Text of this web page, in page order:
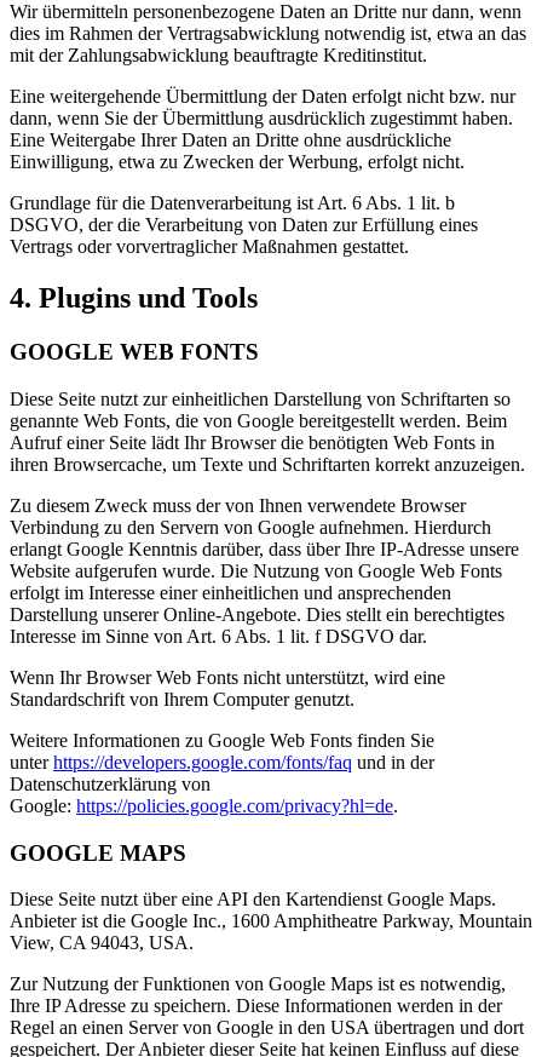
Wir übermitteln personenbezogene Daten an Dritte nur dann, wenn
dies im Rahmen der Vertragsabwicklung notwendig ist, etwa an das
mit der Zahlungsabwicklung beauftragte Kreditinstitut.
Eine weitergehende Übermittlung der Daten erfolgt nicht bzw. nur
dann, wenn Sie der Übermittlung ausdrücklich zugestimmt haben.
Eine Weitergabe Ihrer Daten an Dritte ohne ausdrückliche
Einwilligung, etwa zu Zwecken der Werbung, erfolgt nicht.
Grundlage für die Datenverarbeitung ist Art. 6 Abs. 1 lit. b
DSGVO, der die Verarbeitung von Daten zur Erfüllung eines
Vertrags oder vorvertraglicher Maßnahmen gestattet.
4. Plugins und Tools
GOOGLE WEB FONTS
Diese Seite nutzt zur einheitlichen Darstellung von Schriftarten so
genannte Web Fonts, die von Google bereitgestellt werden. Beim
Aufruf einer Seite lädt Ihr Browser die benötigten Web Fonts in
ihren Browsercache, um Texte und Schriftarten korrekt anzuzeigen.
Zu diesem Zweck muss der von Ihnen verwendete Browser
Verbindung zu den Servern von Google aufnehmen. Hierdurch
erlangt Google Kenntnis darüber, dass über Ihre IP-Adresse unsere
Website aufgerufen wurde. Die Nutzung von Google Web Fonts
erfolgt im Interesse einer einheitlichen und ansprechenden
Darstellung unserer Online-Angebote. Dies stellt ein berechtigtes
Interesse im Sinne von Art. 6 Abs. 1 lit. f DSGVO dar.
Wenn Ihr Browser Web Fonts nicht unterstützt, wird eine
Standardschrift von Ihrem Computer genutzt.
Weitere Informationen zu Google Web Fonts finden Sie
unterhttps://developers.google.com/fonts/faq und in der
Datenschutzerklärung von
Google: https://policies.google.com/privacy?hl=de.
GOOGLE MAPS
Diese Seite nutzt über eine API den Kartendienst Google Maps.
Anbieter ist die Google Inc., 1600 Amphitheatre Parkway, Mountain
View, CA 94043, USA.
Zur Nutzung der Funktionen von Google Maps ist es notwendig,
Ihre IP Adresse zu speichern. Diese Informationen werden in der
Regel an einen Server von Google in den USA übertragen und dort
gespeichert. Der Anbieter dieser Seite hat keinen Einfluss auf diese